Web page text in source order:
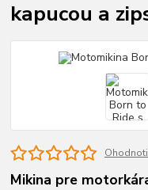
kapucou a
Mikina pre